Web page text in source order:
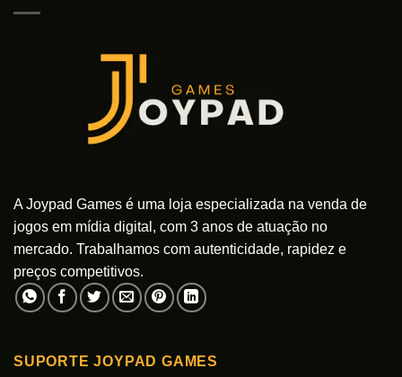
A Joypad Games é uma loja especializada na venda de
jogos em mídia digital, com 3 anos de atuação no
mercado. Trabalhamos com autenticidade, rapidez e
preços competitivos.
SUPORTE JOYPAD GAMES